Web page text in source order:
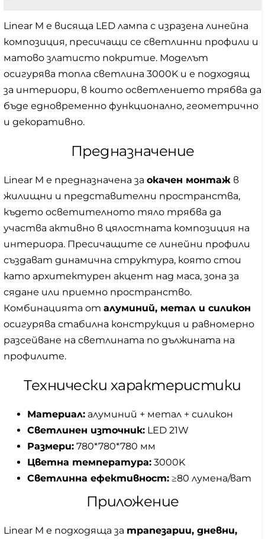
Linear M е висяща LED лампа с изразена линейна
композиция, пресичащи се светлинни профили и
матово златисто покритие. Моделът
осигурява топла светлина 3000K и е подходящ
за интериори, в които осветлението трябва да
бъде едновременно функционално, геометрично
и декоративно.
Предназначение
Linear M е предназначена за окачен монтаж в
жилищни и представителни пространства,
където осветителното тяло трябва да
участва активно в цялостната композиция на
интериора. Пресичащите се линейни профили
създават динамична структура, която стои
като архитектурен акцент над маса, зона за
сядане или приемно пространство.
Комбинацията от алуминий, метал и силикон
осигурява стабилна конструкция и равномерно
разсейване на светлината по дължината на
профилите.
Технически характеристики
Материал: алуминий + метал + силикон
Светлинен източник: LED 21W
Размери: 780*780*780 мм
Цветна температура: 3000K
Светлинна ефективност: ≥80 лумена/ват
Приложение
Linear M е подходяща за трапезарии, дневни,